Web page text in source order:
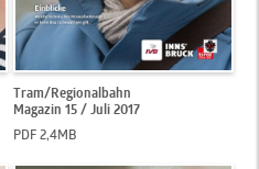
Tram/Regionalbahn
Magazin 15 / Juli 2017
PDF 2,4MB